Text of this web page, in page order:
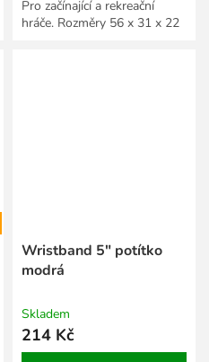
Pro začínající a rekreační
hráče. Rozměry 56 x 31 x 22
Wristband 5" potítko
modrá
Skladem
214 Kč